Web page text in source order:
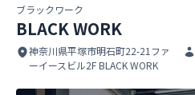
ブラックワーク
BLACK WORK
神奈川県平塚市明石町22-21ファ
ーイースビル2F BLACK WORK
BLACK WORK